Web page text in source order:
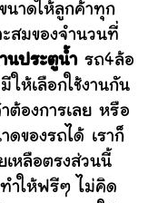
นาดให้ลูกค้าทุก
ะสมของจำนวนที่
นประตูน้ำ รถ4ล้อ
ให้เลือกใช้งานกัน
ต้องการเลย หรือ
ดของรถได้ เราก็
เหลือตรงส่วนนี้
ำให้ฟรีๆ ไม่คิด